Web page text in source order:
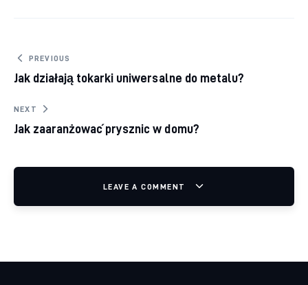
Nawigacja wpisu
PREVIOUS
Jak działają tokarki uniwersalne do metalu?
NEXT
Jak zaaranżować prysznic w domu?
LEAVE A COMMENT